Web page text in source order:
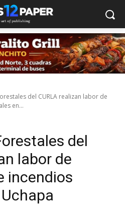
del CURLA realizan labor de
en...
del
labor de
incendios